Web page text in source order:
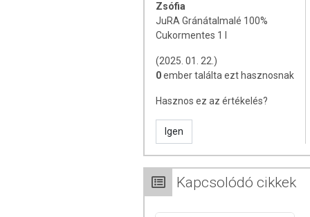
Forgalmazza:Aprit-Hungary Bt.
Az oldalunkon lévő adatokat
Szeretnénk felhívni azonban a
termékfotókat, tápérték-, összetétel-,
értékek eltérhetnek az élelmiszerek
Zsófia
JuRA Gránátalmalé 100%
Cukormentes 1 l
(2025. 01. 22.)
0ember találta ezt hasznosnak
Hasznos ez az értékelés?
Igen
Kapcsolódó cikkek